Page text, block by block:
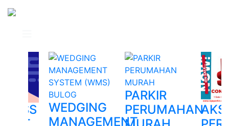
WEDGING
MANAGEMENT
PARKIR
PERUMAHAN